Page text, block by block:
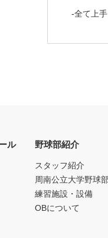
-全て上
ル 野球部紹介
スタッフ紹介
周南公立大学野球
練習施設・設備
OBについて